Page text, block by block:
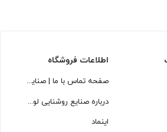
اطلاعات فروشگاه
صفحه تماس با ما | صنایع روشنایی لوسترسازان
درباره صنایع روشنایی لوسترسازان
اینماد